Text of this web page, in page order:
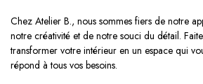
Chez Atelier B., nous sommes fiers de notre
notre créativité et de notre souci du détail.
transformer votre intérieur en un espace qui
répond à tous vos besoins.